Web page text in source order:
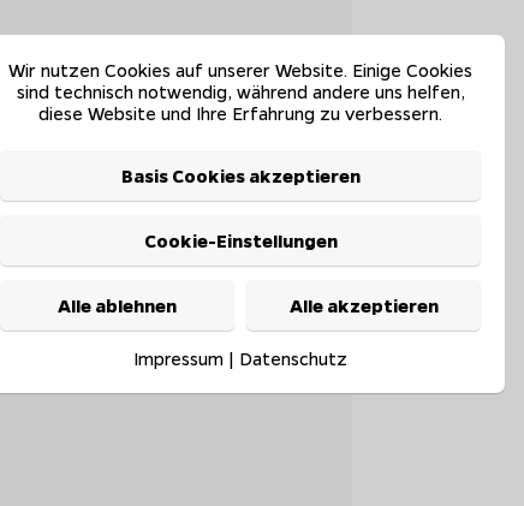
Wir nutzen Cookies auf unserer Website. Einige Cookies
sind technisch notwendig, während andere uns helfen,
diese Website und Ihre Erfahrung zu verbessern.
Basis Cookies akzeptieren
Cookie-Einstellungen
Alle ablehnen Alle akzeptieren
Impressum | Datenschutz